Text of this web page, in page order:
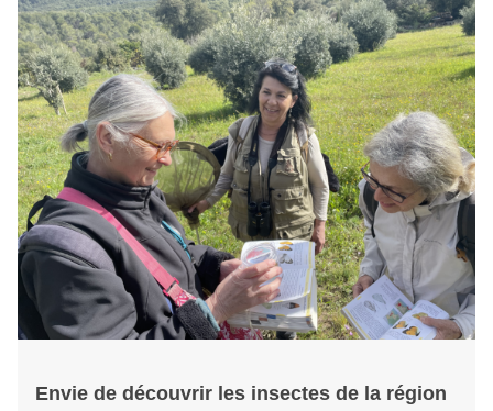
Envie de découvrir les insectes de la région